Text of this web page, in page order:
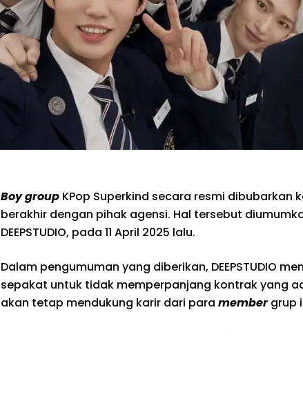
Boy group KPop Superkind secara resmi dibubarkan
berakhir dengan pihak agensi. Hal tersebut
DEEPSTUDIO, pada 11 April 2025 lalu.
Dalam pengumuman yang diberikan, DEEPSTUDIO
sepakat untuk tidak memperpanjang kontrak yang
akan tetap mendukung karir dari para membergrup